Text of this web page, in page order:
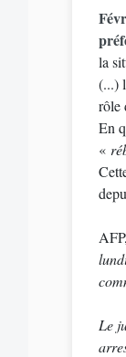
la
(...)
rôle
En
«
Le